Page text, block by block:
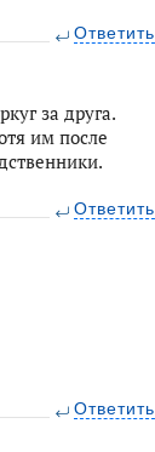
Ответить
за друга.
им после
Ответить
Ответить